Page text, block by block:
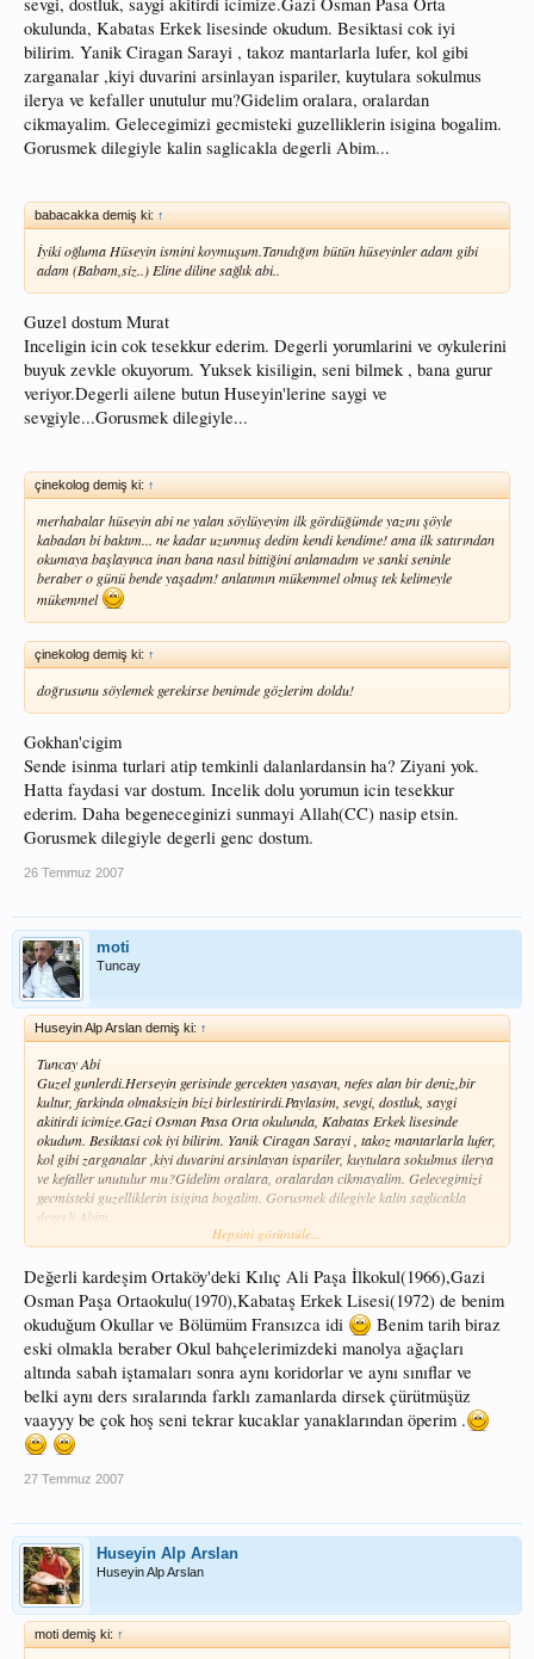
okulunda, Kabatas Erkek lisesinde okudum. Besiktasi cok iyi
bilirim. Yanik Ciragan Sarayi , takoz mantarlarla lufer, kol gibi
zarganalar ,kiyi duvarini arsinlayan ispariler, kuytulara sokulmus
ilerya ve kefaller unutulur mu?Gidelim oralara, oralardan
cikmayalim. Gelecegimizi gecmisteki guzelliklerin isigina bogalim.
Gorusmek dilegiyle kalin saglicakla degerli Abim...
babacakka demiş ki: ↑
İyiki oğluma Hüseyin ismini koymuşum.Tanıdığım bütün hüseyinler adam gibi
adam (Babam,siz..) Eline diline sağlık abi..
Guzel dostum Murat
Inceligin icin cok tesekkur ederim. Degerli yorumlarini ve oykulerini
buyuk zevkle okuyorum. Yuksek kisiligin, seni bilmek , bana gurur
veriyor.Degerli ailene butun Huseyin'lerine saygi ve
sevgiyle...Gorusmek dilegiyle...
çinekolog demiş ki: ↑
merhabalar hüseyin abi ne yalan söylüyeyim ilk gördüğümde yazını şöyle
kabadan bi baktım... ne kadar uzunmuş dedim kendi kendime! ama ilk satırından
okumaya başlayınca inan bana nasıl bittiğini anlamadım ve sanki seninle
beraber o günü bende yaşadım! anlatımın mükemmel olmuş tek kelimeyle
mükemmel
çinekolog demiş ki: ↑
doğrusunu söylemek gerekirse benimde gözlerim doldu!
Gokhan'cigim
Sende isinma turlari atip temkinli dalanlardansin ha? Ziyani yok.
Hatta faydasi var dostum. Incelik dolu yorumun icin tesekkur
ederim. Daha begeneceginizi sunmayi Allah(CC) nasip etsin.
Gorusmek dilegiyle degerli genc dostum.
26 Temmuz 2007
moti
Tuncay
Huseyin Alp Arslan demiş ki: ↑
Tuncay Abi
Guzel gunlerdi.Herseyin gerisinde gercekten yasayan, nefes alan bir deniz,bir
kultur, farkinda olmaksizin bizi birlestirirdi.Paylasim, sevgi, dostluk, saygi
akitirdi icimize.Gazi Osman Pasa Orta okulunda, Kabatas Erkek lisesinde
okudum. Besiktasi cok iyi bilirim. Yanik Ciragan Sarayi , takoz mantarlarla lufer,
kol gibi zarganalar ,kiyi duvarini arsinlayan ispariler, kuytulara sokulmus ilerya
ve kefaller unutulur mu?Gidelim oralara, oralardan cikmayalim. Gelecegimizi
gecmisteki guzelliklerin isigina bogalim. Gorusmek dilegiyle kalin saglicakla
degerli Abim...
Hepsini görüntüle...
Değerli kardeşim Ortaköy'deki Kılıç Ali Paşa İlkokul(1966),Gazi
Osman Paşa Ortaokulu(1970),Kabataş Erkek Lisesi(1972) de benim
okuduğum Okullar ve Bölümüm Fransızca idi
Benim tarih biraz
eski olmakla beraber Okul bahçelerimizdeki manolya ağaçları
altında sabah iştamaları sonra aynı koridorlar ve aynı sınıflar ve
belki aynı ders sıralarında farklı zamanlarda dirsek çürütmüşüz
vaayyy be çok hoş seni tekrar kucaklar yanaklarından öperim .
27 Temmuz 2007
Huseyin Alp Arslan
Huseyin Alp Arslan
moti demiş ki: ↑